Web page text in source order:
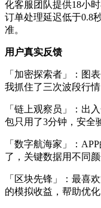
化客服团队提供18小
订单处理延迟低于0.8
准。
用户真实反馈
「加密探索者」：图
我抓住了三次波段行
「链上观察员」：出
包只用了3分钟，安全
「数字航海家」：
了，关键数据用不同
「区块先锋」：最喜
的模拟收益，帮助优